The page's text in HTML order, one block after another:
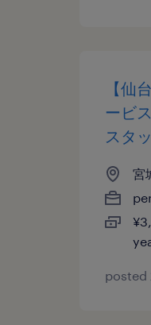
【仙
ービ
スタ
宮
posted